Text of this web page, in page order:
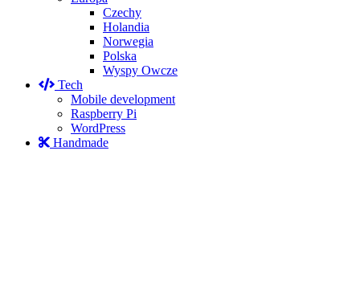
Czechy
Holandia
Norwegia
Polska
Wyspy Owcze
Tech
Mobile development
Raspberry Pi
WordPress
Handmade